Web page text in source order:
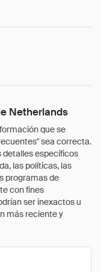
Netherlands
que se
sea correcta.
detalles específicos
las políticas, las
programas de
con fines
ser inexactos u
más reciente y